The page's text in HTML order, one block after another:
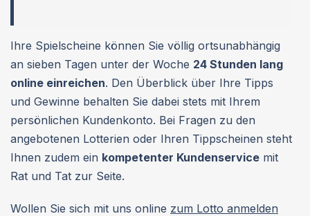
Ihre Spielscheine können Sie völlig ortsunabhängig
an sieben Tagen unter der Woche 24 Stunden lang
online einreichen. Den Überblick über Ihre Tipps
und Gewinne behalten Sie dabei stets mit Ihrem
persönlichen Kundenkonto. Bei Fragen zu den
angebotenen Lotterien oder Ihren Tippscheinen steht
Ihnen zudem ein kompetenter Kundenservice mit
Rat und Tat zur Seite.
Wollen Sie sich mit uns online zum Lotto anmelden